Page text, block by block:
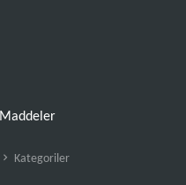
Maddeler
Kategoriler